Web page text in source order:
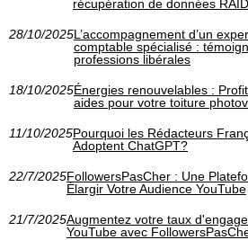
récupération de données RAID
28/10/2025L’accompagnement d’un
comptable spécialisé :
professions libérales
18/10/2025Énergies renouvelables :
aides pour votre toiture
11/10/2025Pourquoi les Rédacteurs
Adoptent ChatGPT?
22/7/2025FollowersPasCher : Une
Élargir Votre Audience YouTube
21/7/2025Augmentez votre taux
YouTube avec